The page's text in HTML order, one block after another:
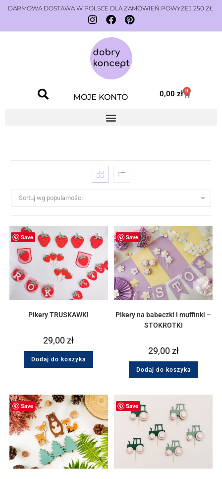
DARMOWA DOSTAWA W POLSCE DLA ZAMÓWIEŃ POWYŻEJ 250 ZŁ
MOJE KONTO 0,00zł 0
Sortuj wg popularności
Save
Pikery TRUSKAWKI
29,00zł
Dodaj do koszyka
Save
Pikery na babeczki i muffinki –
STOKROTKI
29,00zł
Dodaj do koszyka
Save Save